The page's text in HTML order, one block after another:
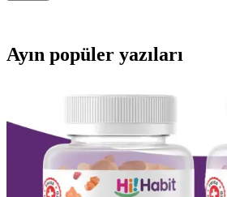
Ayın popüler yazıları